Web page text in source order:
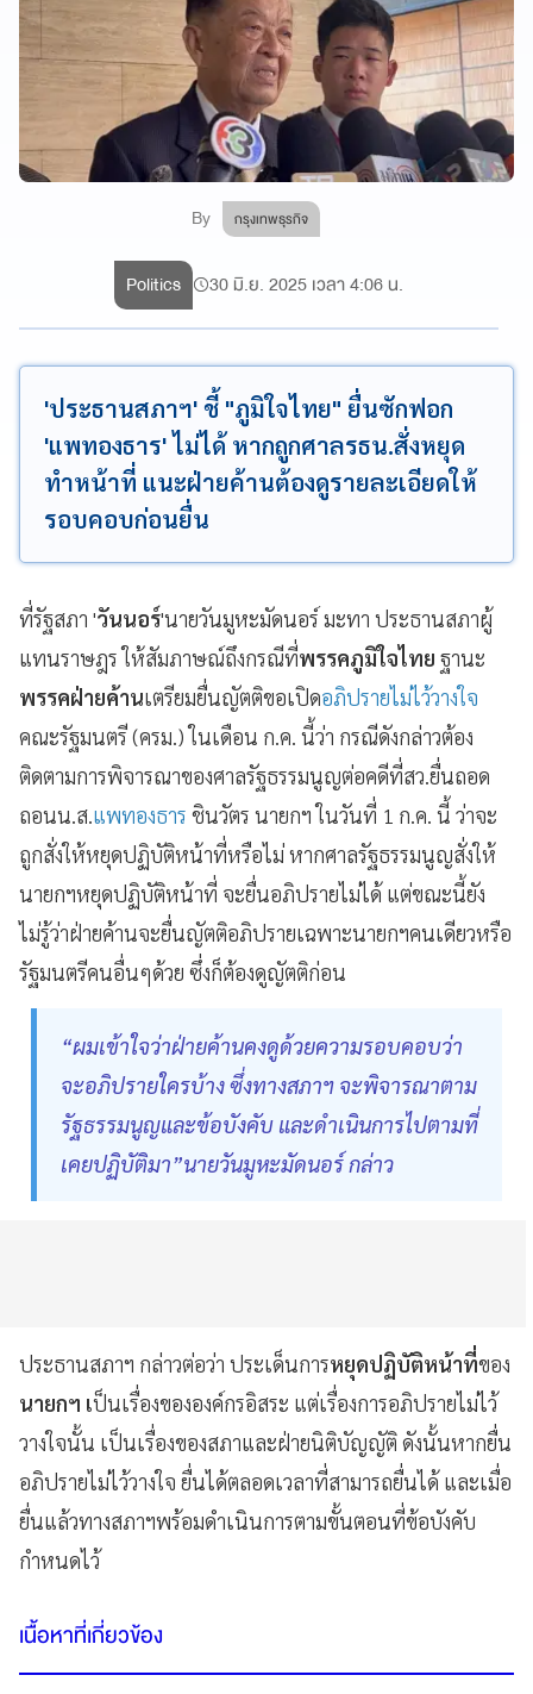
By กรุงเทพธุรกิจ
Politics 30 มิ.ย. 2025 เวลา 4:06 น.
'ประธานสภาฯ' ชี้ "ภูมิใจไทย" ยื่นซักฟอก
'แพทองธาร' ไม่ได้ หากถูกศาลรธน.สั่งหยุด
ทำหน้าที่ แนะฝ่ายค้านต้องดูรายละเอียดให้
รอบคอบก่อนยื่น
ที่รัฐสภา 'วันนอร์'นายวันมูหะมัดนอร์ มะทา ประธานสภาผู้
แทนราษฎร ให้สัมภาษณ์ถึงกรณีที่พรรคภูมิใจไทย ฐานะ
พรรคฝ่ายค้านเตรียมยื่นญัตติขอเปิดอภิปรายไม่ไว้วางใจ
คณะรัฐมนตรี (ครม.) ในเดือน ก.ค. นี้ว่า กรณีดังกล่าวต้อง
ติดตามการพิจารณาของศาลรัฐธรรมนูญต่อคดีที่สว.ยื่นถอด
ถอนน.ส.แพทองธาร ชินวัตร นายกฯ ในวันที่ 1 ก.ค. นี้ ว่าจะ
ถูกสั่งให้หยุดปฏิบัติหน้าที่หรือไม่ หากศาลรัฐธรรมนูญสั่งให้
นายกฯหยุดปฏิบัติหน้าที่ จะยื่นอภิปรายไม่ได้ แต่ขณะนี้ยัง
ไม่รู้ว่าฝ่ายค้านจะยื่นญัตติอภิปรายเฉพาะนายกฯคนเดียวหรือ
รัฐมนตรีคนอื่นๆด้วย ซึ่งก็ต้องดูญัตติก่อน
“ผมเข้าใจว่าฝ่ายค้านคงดูด้วยความรอบคอบว่า
จะอภิปรายใครบ้าง ซึ่งทางสภาฯ จะพิจารณาตาม
รัฐธรรมนูญและข้อบังคับ และดำเนินการไปตามที่
เคยปฏิบัติมา”นายวันมูหะมัดนอร์ กล่าว
ประธานสภาฯ กล่าวต่อว่า ประเด็นการหยุดปฏิบัติหน้าที่ของ
นายกฯ เป็นเรื่องขององค์กรอิสระ แต่เรื่องการอภิปรายไม่ไว้
วางใจนั้น เป็นเรื่องของสภาและฝ่ายนิติบัญญัติ ดังนั้นหากยื่น
อภิปรายไม่ไว้วางใจ ยื่นได้ตลอดเวลาที่สามารถยื่นได้ และเมื่อ
ยื่นแล้วทางสภาฯพร้อมดำเนินการตามขั้นตอนที่ข้อบังคับ
กำหนดไว้
เนื้อหาที่เกี่ยวข้อง